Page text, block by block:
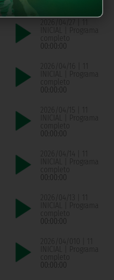
2026/04/27 | 11
INICIAL | Programa
completo
00:00:00
2026/04/16 | 11
INICIAL | Programa
completo
00:00:00
2026/04/15 | 11
INICIAL | Programa
completo
00:00:00
2026/04/14 | 11
INICIAL | Programa
completo
00:00:00
2026/04/13 | 11
INICIAL | Programa
completo
00:00:00
2026/04/010 | 11
INICIAL | Programa
completo
00:00:00